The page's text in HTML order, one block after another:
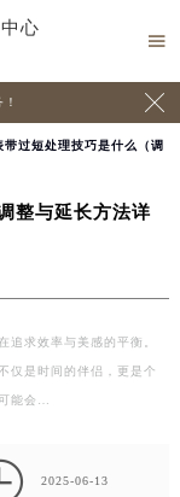
心


过短处理技巧是什么（调
整与延长方法详
追求效率与美感的平衡。
仅是时间的伴侣，更是个
能会…
2025-06-13